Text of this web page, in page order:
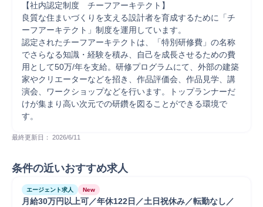
【社内認定制度　チーフアーキテクト】
良質な住まいづくりを支える設計者を育成するために「チ
ーフアーキテクト」制度を運用しています。
認定されたチーフアーキテクトは、「特別研修費」の名称
でさらなる知識・経験を積み、自己を成長させるための費
用として50万/年を支給。研修プログラムにて、外部の建築
家やクリエーターなどを招き、作品評価会、作品見学、講
演会、ワークショップなどを行います。トップランナーだ
けが集まり高い次元での研鑽を図ることができる環境で
す。
最終更新日： 2026/6/11
条件の近いおすすめ求人
エージェント求人 New
月給30万円以上可／年休122日／土日祝休み／転勤なし／